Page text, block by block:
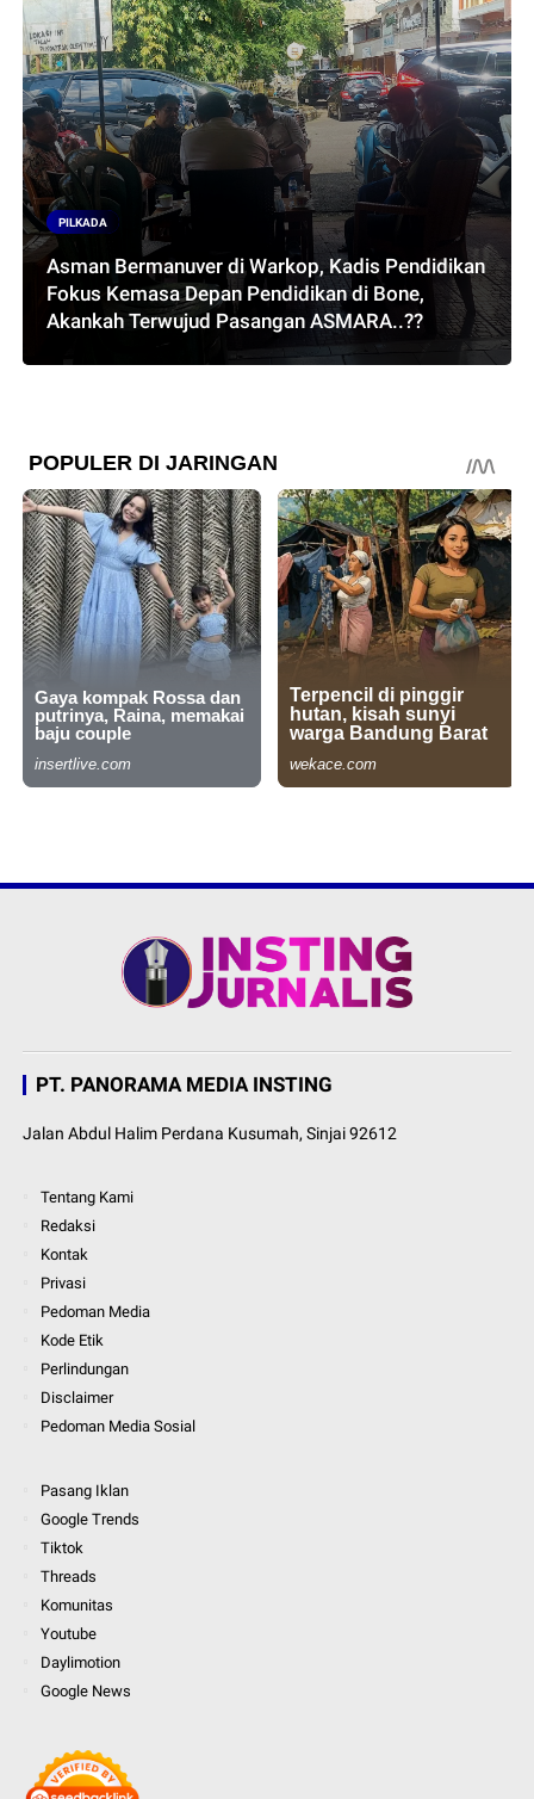
PILKADA
Asman Bermanuver di Warkop, Kadis Pendidikan
Fokus Kemasa Depan Pendidikan di Bone,
Akankah Terwujud Pasangan ASMARA..??
PT. PANORAMA MEDIA INSTING
Jalan Abdul Halim Perdana Kusumah, Sinjai 92612
Tentang Kami
Redaksi
Kontak
Privasi
Pedoman Media
Kode Etik
Perlindungan
Disclaimer
Pedoman Media Sosial
Pasang Iklan
Google Trends
Tiktok
Threads
Komunitas
Youtube
Daylimotion
Google News